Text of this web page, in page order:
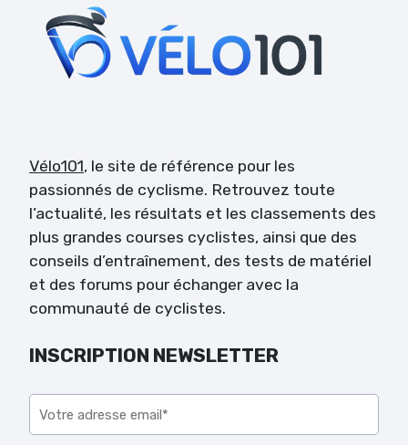
Vélo101, le site de référence pour les
passionnés de cyclisme. Retrouvez toute
l’actualité, les résultats et les classements des
plus grandes courses cyclistes, ainsi que des
conseils d’entraînement, des tests de matériel
et des forums pour échanger avec la
communauté de cyclistes.
INSCRIPTION NEWSLETTER